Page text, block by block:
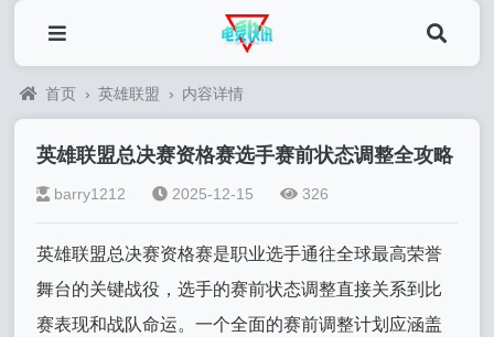
首页 › 英雄联盟 › 内容详情
英雄联盟总决赛资格赛选手赛前状态调整全攻略
barry1212 2025-12-15 326
英雄联盟总决赛资格赛是职业选手通往全球最高荣誉
舞台的关键战役，选手的赛前状态调整直接关系到比
赛表现和战队命运。一个全面的赛前调整计划应涵盖